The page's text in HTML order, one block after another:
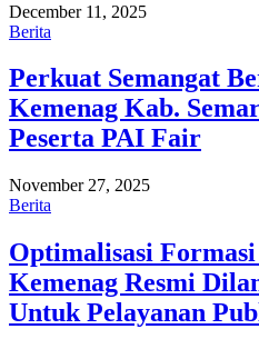
December 11, 2025
Berita
Perkuat Semangat
Kemenag Kab.
Peserta PAI Fair
November 27, 2025
Berita
Optimalisasi
Kemenag Resmi
Untuk Pelayanan